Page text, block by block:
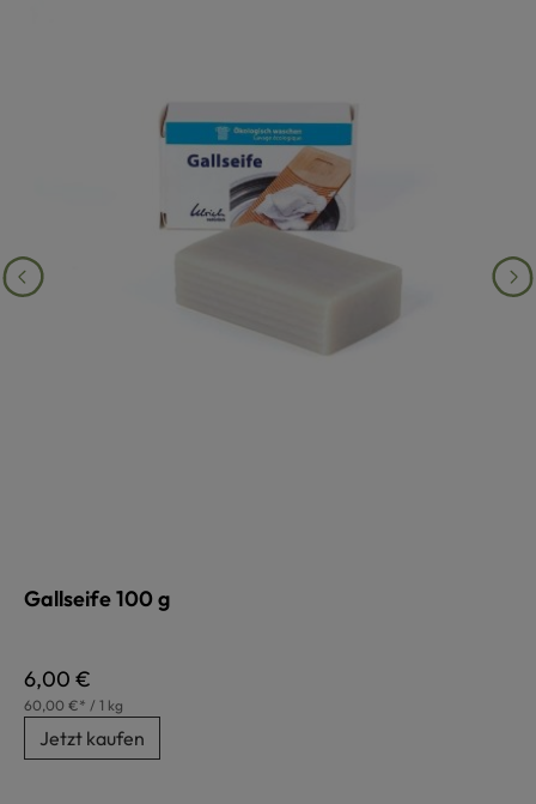
Gallseife 100 g
Regulärer Preis:
6,00 €
60,00 €* / 1 kg
Jetzt kaufen